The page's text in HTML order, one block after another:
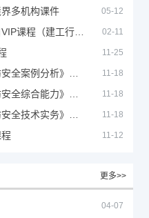
多机构课件 05-12
02-11
11-25
11-18
11-18
11-18
11-12
更多>>
04-07